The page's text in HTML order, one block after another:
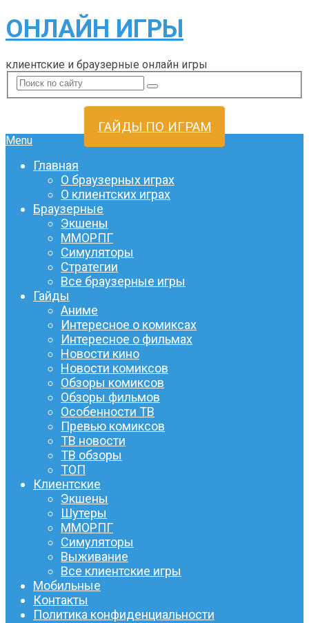
ОНЛАЙН ИГРЫ
клиентские и браузерные онлайн игры
ГАЙДЫ ПО ИГРАМ
Menu
Главная
О браузерных играх
О клиентских играх
Браузерные
Экшены
ММОРПГ
Симуляторы
Стратегии
Все браузерные игры
Гайды
Аниме
Интересное о комиксах
Интересное о фильмах
Новости кино
Новости комиксов
Обзоры комиксов
Обзоры фильмов
Особенности ТВ
Превью комиксов
ТВ новости
ТВ обзоры
ТОП
Клиентские
Экшены
Шутеры
ММОРПГ
Симуляторы
Выживание
Все клиентские игры
Мобильные
Контакты
Политика конфиденциальности